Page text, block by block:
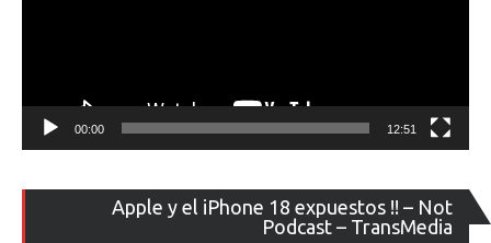
00:00 12:51
Apple y el iPhone 18 expuestos !! – Not
Podcast – TransMedia
de